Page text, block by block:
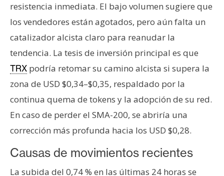
C
n
t
a
c
o
y
P
b
l
resistencia inmediata. El bajo volumen sugiere que
los vendedores están agotados, pero aún falta un
catalizador alcista claro para reanudar la
tendencia. La tesis de inversión principal es que
TRX podría retomar su camino alcista si supera la
zona de USD $0,34–$0,35, respaldado por la
continua quema de tokens y la adopción de su red.
En caso de perder el SMA-200, se abriría una
corrección más profunda hacia los USD $0,28.
Causas de movimientos recientes
La subida del 0,74 % en las últimas 24 horas se